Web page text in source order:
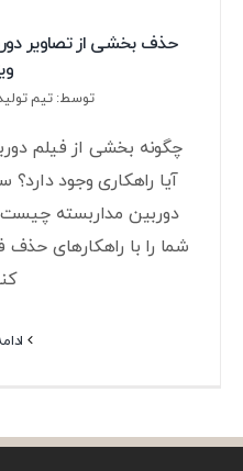
حذف بخشی از تصاویر
توسط: تیم
چگونه بخشی از فیلم
آیا راهکاری وجود
دوربین مداربسته
شما را با راهکارهای حذف